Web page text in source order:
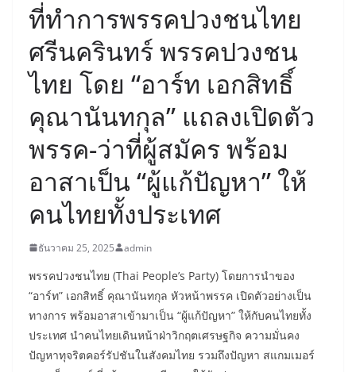
ที่ทำการพรรคปวงชนไทย
ศรีนครินทร์ พรรคปวงชน
ไทย โดย “อาร์ท เอกสิทธิ์
คุณานันทกุล” แถลงเปิดตัว
พรรค-ว่าที่ผู้สมัคร พร้อม
อาสาเป็น “ผู้แก้ปัญหา” ให้
คนไทยทั้งประเทศ
ธันวาคม 25, 2025 admin
พรรคปวงชนไทย (Thai People’s Party) โดยการนำของ
“อาร์ท” เอกสิทธิ์ คุณานันทกุล หัวหน้าพรรค เปิดตัวอย่างเป็น
ทางการ พร้อมอาสาเข้ามาเป็น “ผู้แก้ปัญหา” ให้กับคนไทยทั้ง
ประเทศ นำคนไทยเดินหน้าฝ่าวิกฤตเศรษฐกิจ ความมั่นคง
ปัญหาทุจริตคอร์รัปชันในสังคมไทย รวมถึงปัญหา สแกมเมอร์